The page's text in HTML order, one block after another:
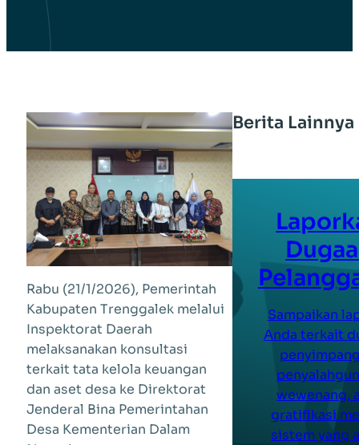
Rabu (21/1/2026), Pemerintah
Kabupaten Trenggalek melalui
Inspektorat Daerah
melaksanakan konsultasi
terkait tata kelola keuangan
dan aset desa ke Direktorat
Jenderal Bina Pemerintahan
Desa Kementerian Dalam
Berita Lainnya
Sampaikan
Anda terkait
wewenang,
gratifikasi
sistem yang